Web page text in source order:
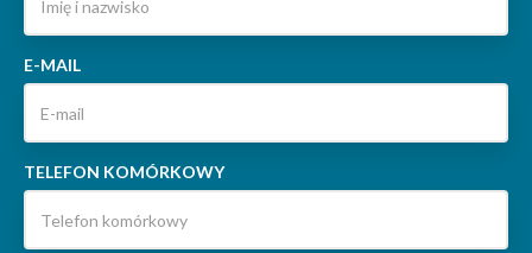
E-MAIL
TELEFON KOMÓRKOWY